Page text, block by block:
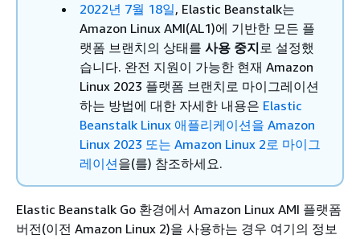
2022년 7월 18일, Elastic Beanstalk는
Amazon Linux AMI(AL1)에 기반한 모든 플
랫폼 브랜치의 상태를 사용 중지로 설정했
습니다. 완전 지원이 가능한 현재 Amazon
Linux 2023 플랫폼 브랜치로 마이그레이션
하는 방법에 대한 자세한 내용은 Elastic
Beanstalk Linux 애플리케이션을 Amazon
Linux 2023 또는 Amazon Linux 2로 마이그
레이션을(를) 참조하세요.
Elastic Beanstalk Go 환경에서 Amazon Linux AMI 플랫폼
버전(이전 Amazon Linux 2)을 사용하는 경우 여기의 정보